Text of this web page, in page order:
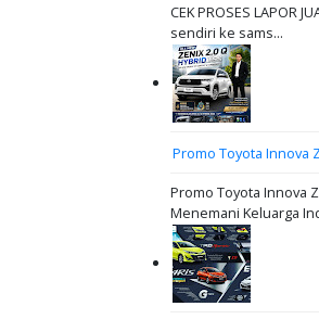
CEK PROSES LAPOR
sendiri ke sams...
Promo Toyota Innova
Promo Toyota Innova
Menemani Keluarga